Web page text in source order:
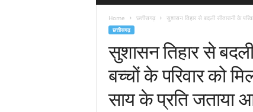
Home छत्तीसगढ़ सुशासन तिहार से बदली सीतारानी के
छत्तीसगढ़
सुशासन तिहार से बदली
बच्चों के परिवार को
साय के प्रति जताया